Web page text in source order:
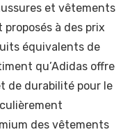
et vêtements
à des prix
équivalents de
qu’Adidas offre
de durabilité pour le
des vêtements